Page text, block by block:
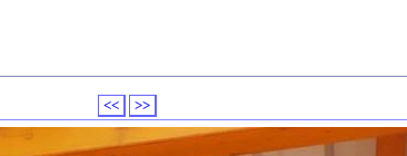
<< >>